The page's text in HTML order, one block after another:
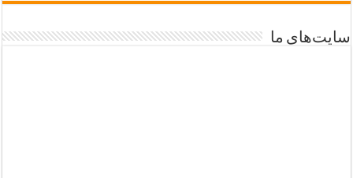
سایت‌های ما